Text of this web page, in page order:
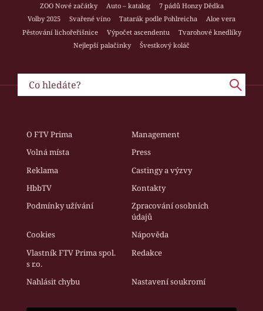
ZOO Nové začátky
Auto – katalog
7 pádů Honzy Dědka
Volby 2025
Svařené víno Tatarák podle Pohlreicha
Aloe vera
Pěstování lichořeřišnice
Výpočet ascendentu
Tvarohové knedlíky
Nejlepší palačinky
Švestkový koláč
O FTV Prima
Management
Volná místa
Press
Reklama
Castingy a výzvy
HbbTV
Kontakty
Podmínky užívání
Zpracování osobních
údajů
Cookies
Nápověda
Vlastník FTV Prima spol.
s r.o.
Redakce
Nahlásit chybu Nastavení soukromí